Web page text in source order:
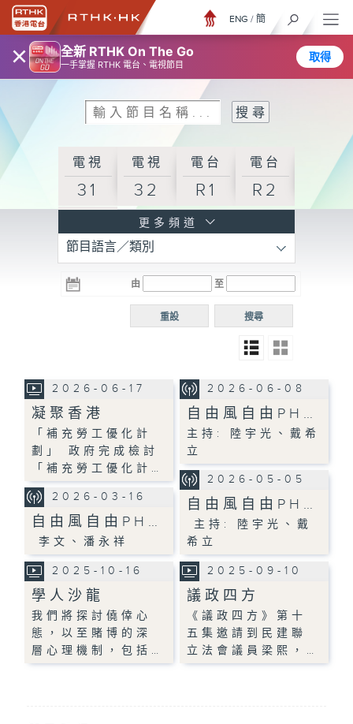
× 全新 RTHK On The Go
一手掌握 RTHK 電台、電視節目
取得
ENG / 簡
電視
31
電視
32
電台
R1
電台
R2
R3
電台 電台
R5
電台
普通
更多頻道
節目語言／類別
由 至
搜尋
重設
2026-06-17
凝聚香港
「補充勞工優化計
劃」 政府完成檢討
「補充勞工優化計…
2026-06-08
自由風自由PH…
主持: 陸宇光、戴希
立
2026-05-05
自由風自由PH…
主持: 陸宇光、戴
希立
2026-03-16
自由風自由PH…
李文、潘永祥
2025-10-16
學人沙龍
我們將探討僥倖心
態，以至賭博的深
層心理機制，包括…
2025-09-10
議政四方
《議政四方》第十
五集邀請到民建聯
立法會議員梁熙，…